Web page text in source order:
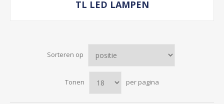
TL LED LAMPEN
Sorteren op
Tonen per pagina